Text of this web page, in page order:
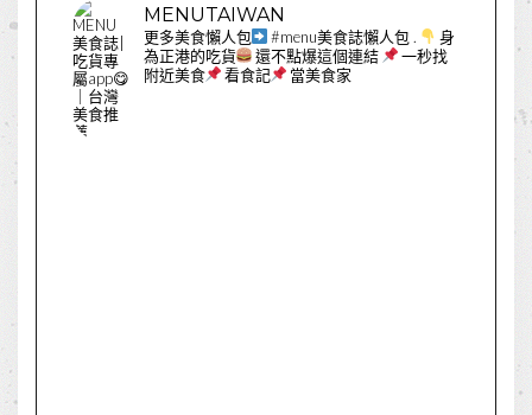
MENUTAIWAN
更多美食懶人包 #menu美食誌懶人包 .
身
為正港的吃貨
還不點爆這個連結
一秒找
附近美食
看食記 當美食家